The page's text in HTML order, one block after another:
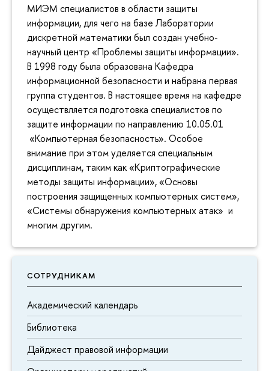
МИЭМ специалистов в области защиты
информации, для чего на базе Лаборатории
дискретной математики был создан учебно-
научный центр «Проблемы защиты информации».
В 1998 году была образована Кафедра
информационной безопасности и набрана первая
группа студентов. В настоящее время на кафедре
осуществляется подготовка специалистов по
защите информации по направлению 10.05.01
«Компьютерная безопасность». Особое
внимание при этом уделяется специальным
дисциплинам, таким как «Криптографические
методы защиты информации», «Основы
построения защищенных компьютерных систем»,
«Системы обнаружения компьютерных атак» и
многим другим.
СОТРУДНИКАМ
Академический календарь
Библиотека
Дайджест правовой информации